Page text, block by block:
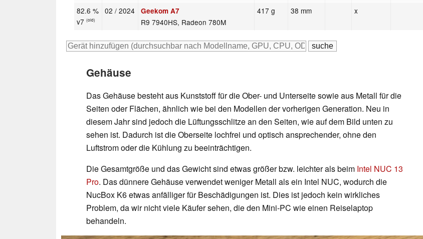
82.6 %
v7 (old)
02 / 2024 Geekom A7
R9 7940HS, Radeon 780M
417 g 38 mm x
Gehäuse
Das Gehäuse besteht aus Kunststoff für die Ober- und Unterseite sowie aus Metall für die
Seiten oder Flächen, ähnlich wie bei den Modellen der vorherigen Generation. Neu in
diesem Jahr sind jedoch die Lüftungsschlitze an den Seiten, wie auf dem Bild unten zu
sehen ist. Dadurch ist die Oberseite lochfrei und optisch ansprechender, ohne den
Luftstrom oder die Kühlung zu beeinträchtigen.
Die Gesamtgröße und das Gewicht sind etwas größer bzw. leichter als beim Intel NUC 13
Pro. Das dünnere Gehäuse verwendet weniger Metall als ein Intel NUC, wodurch die
NucBox K6 etwas anfälliger für Beschädigungen ist. Dies ist jedoch kein wirkliches
Problem, da wir nicht viele Käufer sehen, die den Mini-PC wie einen Reiselaptop
behandeln.